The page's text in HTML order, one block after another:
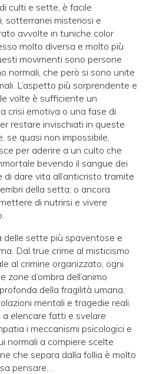
culti e sette, è facile
sotterranei misteriosi e
avvolte in tuniche color
molto diversa e molto più
movimenti sono persone
normali, che però si sono unite
L’aspetto più sorprendente e
volte è sufficiente un
crisi emotiva o una fase di
restare invischiati in queste
se quasi non impossibile,
per aderire a un culto che
bevendo il sangue dei
di dare vita all’anticristo tramite
della setta; o ancora
di nutrirsi e vivere
delle sette più spaventose e
Dal true crime al misticismo
al crimine organizzato, ogni
d’ombra dell’animo
della fragilità umana,
mentali e tragedie reali.
a elencare fatti e svelare
i meccanismi psicologici e
normali a compiere scelte
che separa dalla follia è molto
pensare…